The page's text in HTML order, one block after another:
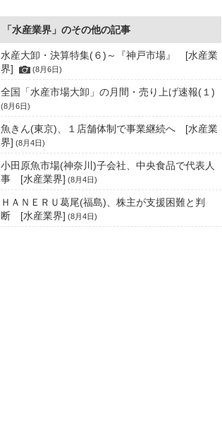
「水産業界」のその他の記事
水産大卸・決算特集(６)～『神戸市場』 [水産業
界]
(8月6日)
全国「水産市場大卸」の月間・売り上げ速報(１)
(8月6日)
魚きん(東京)、１店舗体制で事業継続へ [水産業
界] (8月4日)
小田原魚市場(神奈川)子会社、中央食品で代表人
事 [水産業界] (8月4日)
ＨＡＮＥＲＵ葛尾(福島)、株主が支援困難と判
断 [水産業界] (8月4日)